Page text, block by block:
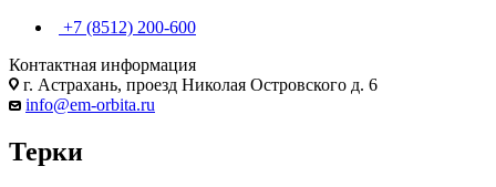
+7 (8512) 200-600
Контактная информация
г. Астрахань, проезд Николая Островского д. 6
info@em-orbita.ru
Терки